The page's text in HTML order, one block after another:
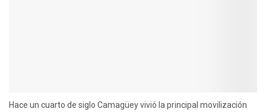
Hace un cuarto de siglo Camagüey vivió la principal movilización